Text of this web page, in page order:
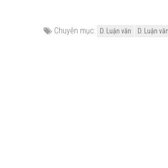
Chuyên mục: D. Luận văn D. Luận